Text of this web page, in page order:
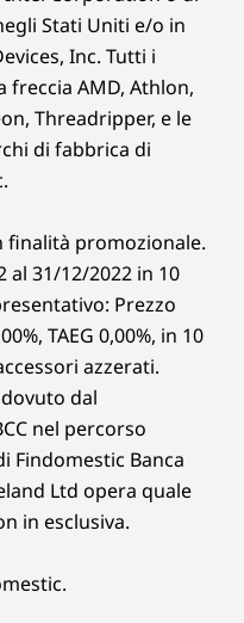
riunioni,
molto altro
un display HD
L'intuitiva
consente inoltre
condividere
estrema
i propri colleghi.
il design
sensori IR
umana nella
Ma non solo:
dei cavi integrato
perfettamente a
2.0
geografica/al modello.
Stati Uniti e/o in
Inc. Tutti i
freccia AMD, Athlon,
Threadripper, e le
di fabbrica di
finalità promozionale.
al 31/12/2022 in 10
Prezzo
TAEG 0,00%, in 10
azzerati.
dal
nel percorso
Findomestic Banca
Ltd opera quale
in esclusiva.